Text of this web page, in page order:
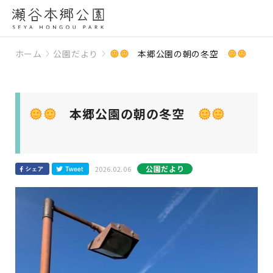
ホーム 公園だより 本郷公園の朝の冬空
本郷公園の朝の冬空
2026.02.06 公園だより